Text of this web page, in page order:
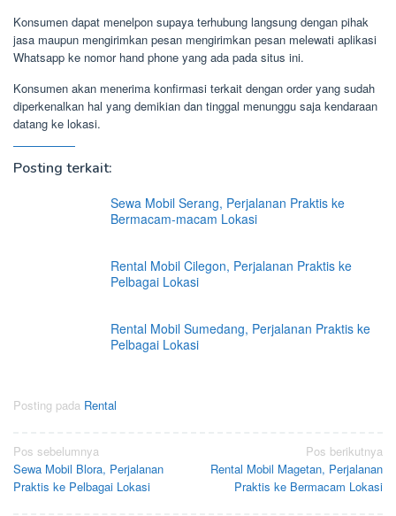
Konsumen dapat menelpon supaya terhubung langsung dengan pihak
jasa maupun mengirimkan pesan mengirimkan pesan melewati aplikasi
Whatsapp ke nomor hand phone yang ada pada situs ini.
Konsumen akan menerima konfirmasi terkait dengan order yang sudah
diperkenalkan hal yang demikian dan tinggal menunggu saja kendaraan
datang ke lokasi.
Posting terkait:
Sewa Mobil Serang, Perjalanan Praktis ke
Bermacam-macam Lokasi
Rental Mobil Cilegon, Perjalanan Praktis ke
Pelbagai Lokasi
Rental Mobil Sumedang, Perjalanan Praktis ke
Pelbagai Lokasi
Posting pada Rental
Navigasi
pos
Pos sebelumnya
Sewa Mobil Blora, Perjalanan
Praktis ke Pelbagai Lokasi
Pos berikutnya
Rental Mobil Magetan, Perjalanan
Praktis ke Bermacam Lokasi